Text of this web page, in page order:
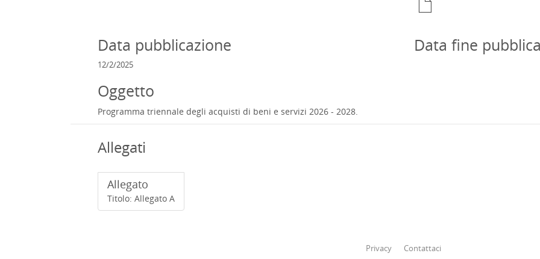
Data pubblicazione
12/2/2025
Data fine
Oggetto
Programma triennale degli acquisti di beni e servizi 2026 - 2028.
Allegati
Allegato
Titolo: Allegato A
Privacy Contattaci